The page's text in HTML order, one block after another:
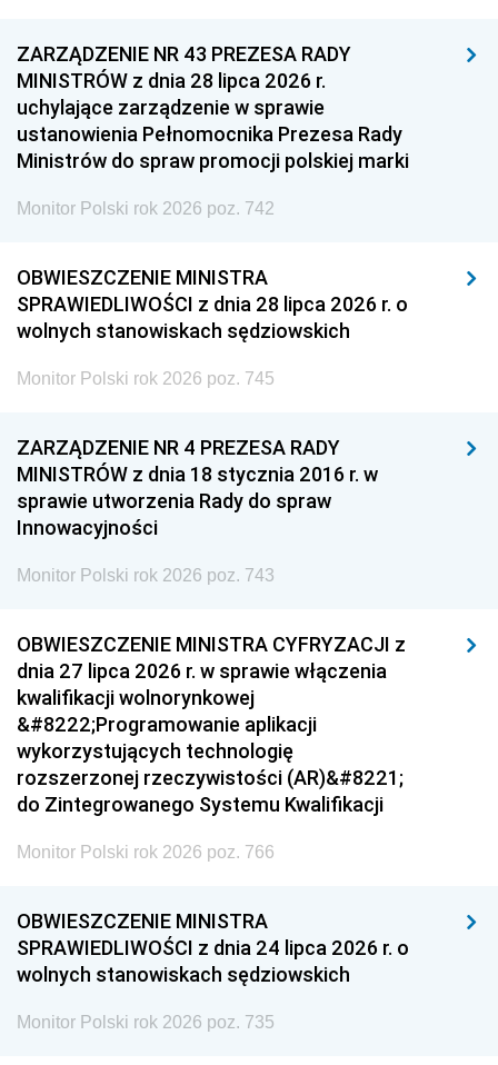
ZARZĄDZENIE NR 43 PREZESA RADY
MINISTRÓW z dnia 28 lipca 2026 r.
uchylające zarządzenie w sprawie
ustanowienia Pełnomocnika Prezesa Rady
Ministrów do spraw promocji polskiej marki
Monitor Polski rok 2026 poz. 742
OBWIESZCZENIE MINISTRA
SPRAWIEDLIWOŚCI z dnia 28 lipca 2026 r. o
wolnych stanowiskach sędziowskich
Monitor Polski rok 2026 poz. 745
ZARZĄDZENIE NR 4 PREZESA RADY
MINISTRÓW z dnia 18 stycznia 2016 r. w
sprawie utworzenia Rady do spraw
Innowacyjności
Monitor Polski rok 2026 poz. 743
OBWIESZCZENIE MINISTRA CYFRYZACJI z
dnia 27 lipca 2026 r. w sprawie włączenia
kwalifikacji wolnorynkowej
&#8222;Programowanie aplikacji
wykorzystujących technologię
rozszerzonej rzeczywistości (AR)&#8221;
do Zintegrowanego Systemu Kwalifikacji
Monitor Polski rok 2026 poz. 766
OBWIESZCZENIE MINISTRA
SPRAWIEDLIWOŚCI z dnia 24 lipca 2026 r. o
wolnych stanowiskach sędziowskich
Monitor Polski rok 2026 poz. 735